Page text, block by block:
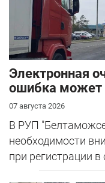
Электронная
ошибка может
07 августа 2026
В РУП
необходимости
при регистрации в